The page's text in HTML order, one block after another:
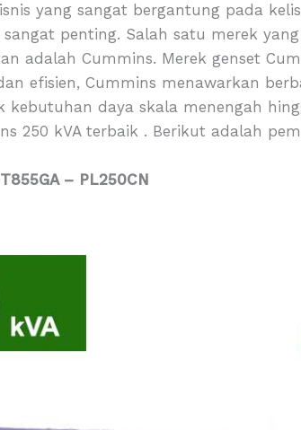
yang sangat bergantung pada
penting. Salah satu merek
adalah Cummins. Merek genset
efisien, Cummins menawarkan
kebutuhan daya skala menengah
250 kVA terbaik . Berikut adalah
– PL250CN